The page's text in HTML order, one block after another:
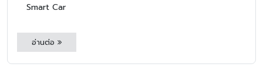
Smart Car
อ่านต่อ